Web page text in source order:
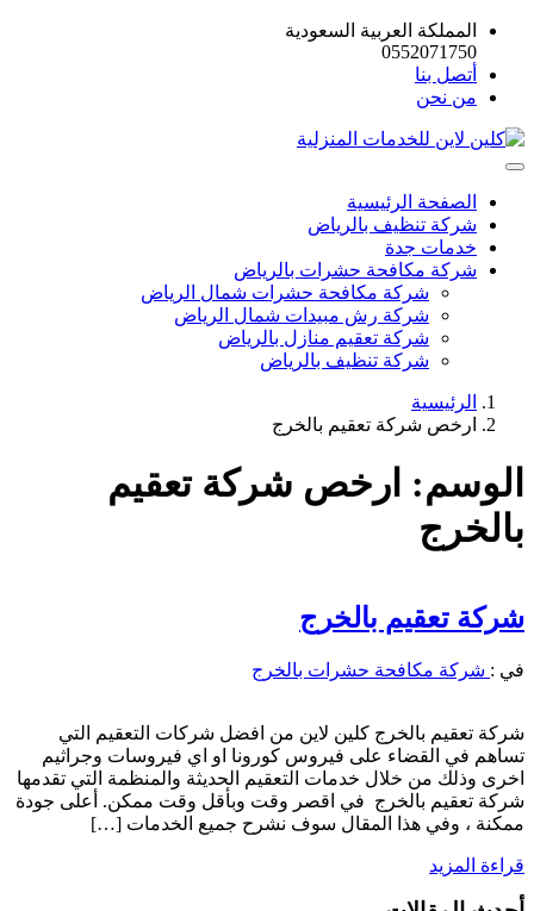
المملكة العربية السعودية
0552071750
أتصل بنا
من نحن
الصفحة الرئيسية
شركة تنظيف بالرياض
خدمات جدة
شركة مكافحة حشرات بالرياض
شركة مكافحة حشرات شمال الرياض
شركة رش مبيدات شمال الرياض
شركة تعقيم منازل بالرياض
شركة تنظيف بالرياض
الرئيسية
ارخص شركة تعقيم بالخرج
الوسم: ارخص شركة تعقيم
بالخرج
شركة تعقيم بالخرج
في : شركة مكافحة حشرات بالخرج
شركة تعقيم بالخرج كلين لاين من افضل شركات التعقيم التي
تساهم في القضاء على فيروس كورونا او اي فيروسات وجراثيم
اخرى وذلك من خلال خدمات التعقيم الحديثة والمنظمة التي تقدمها
شركة تعقيم بالخرج في اقصر وقت وبأقل وقت ممكن. أعلى جودة
ممكنة ، وفي هذا المقال سوف نشرح جميع الخدمات […]
قراءة المزيد